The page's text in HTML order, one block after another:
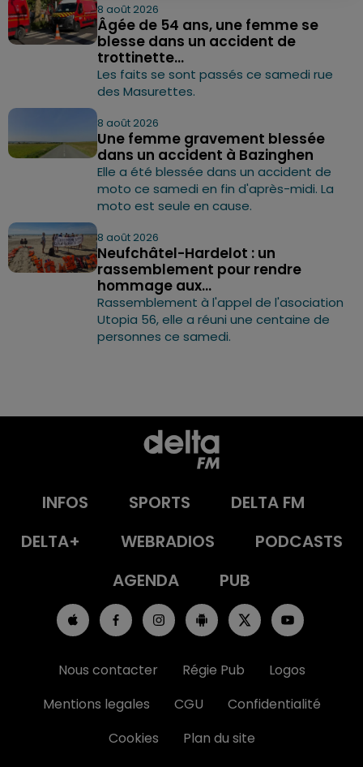
8 août 2026
Âgée de 54 ans, une femme se
blesse dans un accident de
trottinette...
Les faits se sont passés ce samedi rue
des Masurettes.
8 août 2026
Une femme gravement blessée
dans un accident à Bazinghen
Elle a été blessée dans un accident de
moto ce samedi en fin d'après-midi. La
moto est seule en cause.
8 août 2026
Neufchâtel-Hardelot : un
rassemblement pour rendre
hommage aux...
Rassemblement à l'appel de l'asociation
Utopia 56, elle a réuni une centaine de
personnes ce samedi.
INFOS SPORTS
DELTA FM
DELTA+
WEBRADIOS
PODCASTS
AGENDA
PUB
Nous contacter Régie Pub
Logos
Mentions legales
CGU
Confidentialité
Cookies
Plan du site